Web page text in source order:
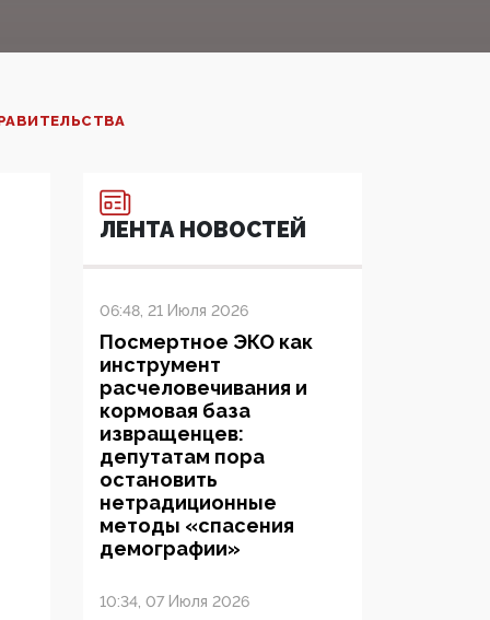
ЛЕНТА НОВОСТЕЙ
06:48, 21 Июля 2026
Посмертное ЭКО как
инструмент
расчеловечивания и
кормовая база
извращенцев:
депутатам пора
остановить
нетрадиционные
методы «спасения
демографии»
10:34, 07 Июля 2026